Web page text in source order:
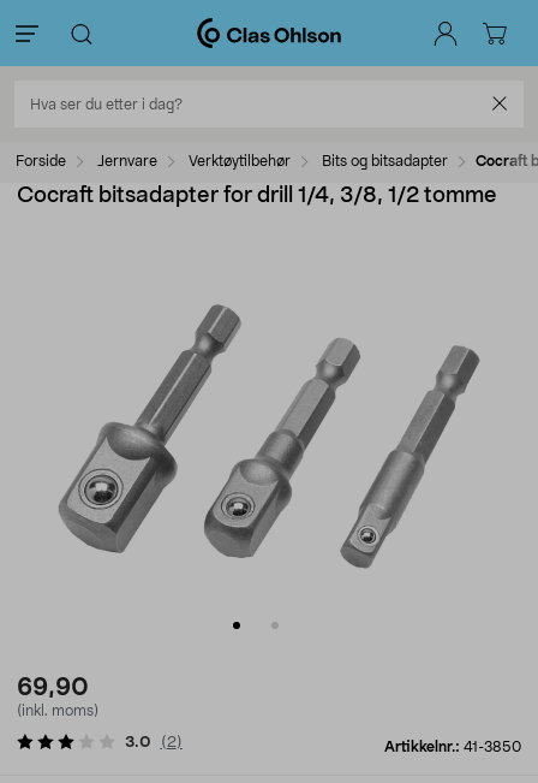
Forside Jernvare Verktøytilbehør Bits og bitsadapter Cocraft
Cocraft bitsadapter for drill 1/4, 3/8, 1/2 tomme
69,90
(inkl. moms)
Artikkelnr.: 41-3850
3.0 ( 2)